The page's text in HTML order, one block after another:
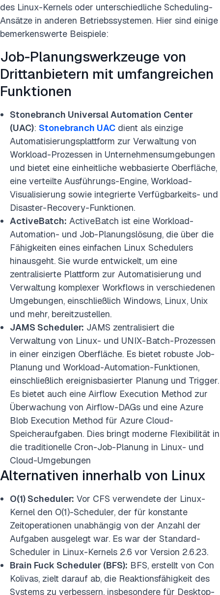
des Linux-Kernels oder unterschiedliche Scheduling-
Ansätze in anderen Betriebssystemen. Hier sind einige
bemerkenswerte Beispiele:
Job-Planungswerkzeuge von
Drittanbietern mit umfangreichen
Funktionen
Stonebranch Universal Automation Center
(UAC): Stonebranch UAC dient als einzige
Automatisierungsplattform zur Verwaltung von
Workload-Prozessen in Unternehmensumgebungen
und bietet eine einheitliche webbasierte Oberfläche,
eine verteilte Ausführungs-Engine, Workload-
Visualisierung sowie integrierte Verfügbarkeits- und
Disaster-Recovery-Funktionen.
ActiveBatch: ActiveBatch ist eine Workload-
Automation- und Job-Planungslösung, die über die
Fähigkeiten eines einfachen Linux Schedulers
hinausgeht. Sie wurde entwickelt, um eine
zentralisierte Plattform zur Automatisierung und
Verwaltung komplexer Workflows in verschiedenen
Umgebungen, einschließlich Windows, Linux, Unix
und mehr, bereitzustellen.
JAMS Scheduler: JAMS zentralisiert die
Verwaltung von Linux- und UNIX-Batch-Prozessen
in einer einzigen Oberfläche. Es bietet robuste Job-
Planung und Workload-Automation-Funktionen,
einschließlich ereignisbasierter Planung und Trigger.
Es bietet auch eine Airflow Execution Method zur
Überwachung von Airflow-DAGs und eine Azure
Blob Execution Method für Azure Cloud-
Speicheraufgaben. Dies bringt moderne Flexibilität in
die traditionelle Cron-Job-Planung in Linux- und
Cloud-Umgebungen
Alternativen innerhalb von Linux
O(1) Scheduler: Vor CFS verwendete der Linux-
Kernel den O(1)-Scheduler, der für konstante
Zeitoperationen unabhängig von der Anzahl der
Aufgaben ausgelegt war. Es war der Standard-
Scheduler in Linux-Kernels 2.6 vor Version 2.6.23.
Brain Fuck Scheduler (BFS): BFS, erstellt von Con
Kolivas, zielt darauf ab, die Reaktionsfähigkeit des
Systems zu verbessern, insbesondere für Desktop-